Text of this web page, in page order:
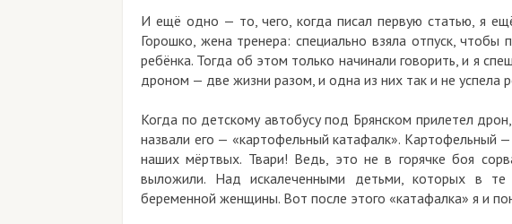
И ещё одно — то, чего, когда писал первую статью, я ещё
Горошко, жена тренера: специально взяла отпуск, чтобы
ребёнка. Тогда об этом только начинали говорить, и я
дроном — две жизни разом, и одна из них так и не успела
Когда по детскому автобусу под Брянском прилетел дрон,
назвали его — «картофельный катафалк». Картофельный —
наших мёртвых. Твари! Ведь, это не в горячке боя
выложили. Над искалеченными детьми, которых в те
беременной женщины. Вот после этого «катафалка» я и